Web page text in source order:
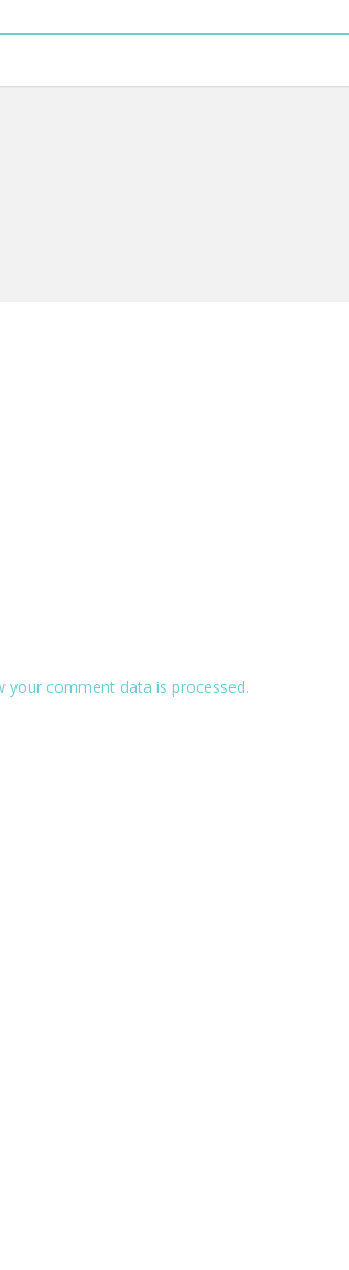
your comment data is processed.